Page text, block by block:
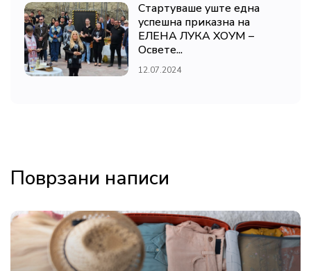
Стартуваше уште една
успешна приказна на
ЕЛЕНА ЛУКА ХОУМ –
Освете...
12.07.2024
Поврзани написи